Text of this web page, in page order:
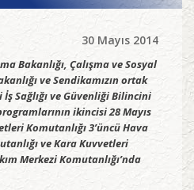
30 Mayıs 2014
Bakanlığı, Çalışma ve Sosyal
ve Sendikamızın ortak
Sağlığı ve Güvenliği Bilincini
ikincisi 28 Mayıs
Komutanlığı 3’üncü Hava
ve Kara Kuvvetleri
Merkezi Komutanlığı’nda